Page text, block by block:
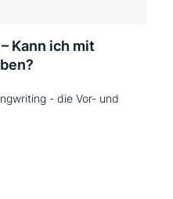
Kann ich mit
- die Vor- und